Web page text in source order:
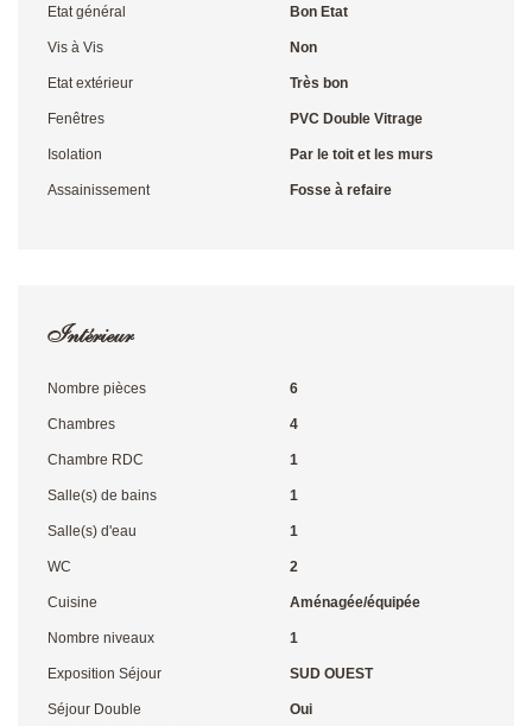
Etat général Bon Etat
Vis à Vis Non
Etat extérieur Très bon
Fenêtres PVC Double Vitrage
Isolation Par le toit et les murs
Assainissement Fosse à refaire
Intérieur
Nombre pièces 6
Chambres 4
Chambre RDC 1
Salle(s) de bains 1
Salle(s) d'eau 1
WC 2
Cuisine Aménagée/équipée
Nombre niveaux 1
Exposition Séjour SUD OUEST
Séjour Double Oui